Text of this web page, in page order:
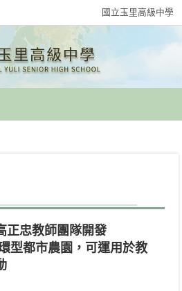
國立玉里高級中學
正忠教師團隊開發
型都市農園，可運用於教